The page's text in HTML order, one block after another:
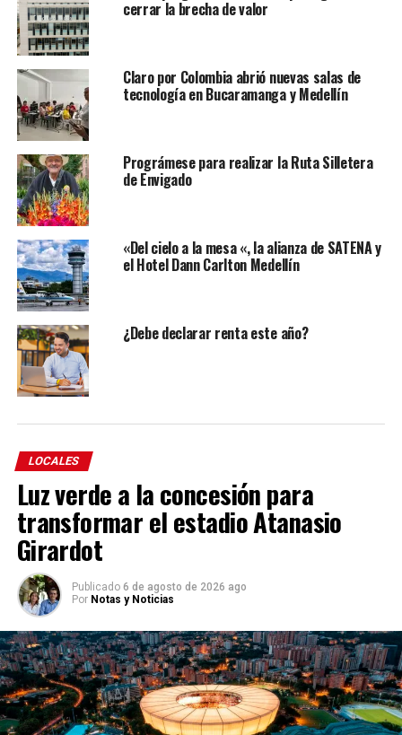
cerrar la brecha de valor
Claro por Colombia abrió nuevas salas de
tecnología en Bucaramanga y Medellín
Prográmese para realizar la Ruta Silletera
de Envigado
«Del cielo a la mesa «, la alianza de SATENA y
el Hotel Dann Carlton Medellín
¿Debe declarar renta este año?
LOCALES
Luz verde a la concesión para
transformar el estadio Atanasio
Girardot
Publicado 6 de agosto de 2026 ago
Por Notas y Noticias